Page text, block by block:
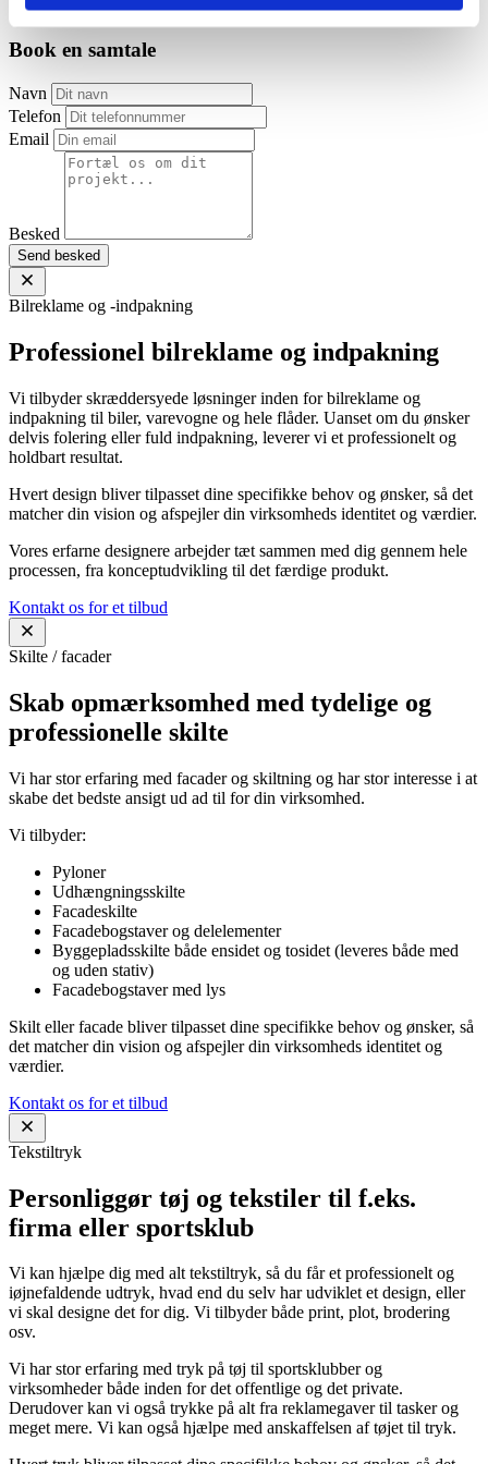
Facebook Instagram
Book en samtale
Navn
Telefon
Email
Besked
Send besked
Bilreklame og -indpakning
Professionel bilreklame og indpakning
Vi tilbyder skræddersyede løsninger inden for bilreklame og
indpakning til biler, varevogne og hele flåder. Uanset om du ønsker
delvis folering eller fuld indpakning, leverer vi et professionelt og
holdbart resultat.
Hvert design bliver tilpasset dine specifikke behov og ønsker, så det
matcher din vision og afspejler din virksomheds identitet og værdier.
Vores erfarne designere arbejder tæt sammen med dig gennem hele
processen, fra konceptudvikling til det færdige produkt.
Kontakt os for et tilbud
Skilte / facader
Skab opmærksomhed med tydelige og
professionelle skilte
Vi har stor erfaring med facader og skiltning og har stor interesse i at
skabe det bedste ansigt ud ad til for din virksomhed.
Vi tilbyder:
Pyloner
Udhængningsskilte
Facadeskilte
Facadebogstaver og delelementer
Byggepladsskilte både ensidet og tosidet (leveres både med
og uden stativ)
Facadebogstaver med lys
Skilt eller facade bliver tilpasset dine specifikke behov og ønsker, så
det matcher din vision og afspejler din virksomheds identitet og
værdier.
Kontakt os for et tilbud
Tekstiltryk
Personliggør tøj og tekstiler til f.eks.
firma eller sportsklub
Vi kan hjælpe dig med alt tekstiltryk, så du får et professionelt og
iøjnefaldende udtryk, hvad end du selv har udviklet et design, eller
vi skal designe det for dig. Vi tilbyder både print, plot, brodering
osv.
Vi har stor erfaring med tryk på tøj til sportsklubber og
virksomheder både inden for det offentlige og det private.
Derudover kan vi også trykke på alt fra reklamegaver til tasker og
meget mere. Vi kan også hjælpe med anskaffelsen af tøjet til tryk.